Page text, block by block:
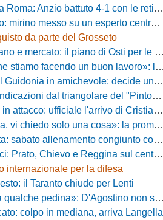
4-1 con le reti di Palmieri, Esposito, Suhs e Maggio
messo su un esperto centrocampista
da parte del Grosseto
il piano di Osti per le uscite e la suggestione Almena
lavoro»: la carica di mister Bonera accende la Pro Vercelli
amichevole: decide un rigore di Zuppel a Bastia
dal triangolare del "Pinto": il report
ufficiale l'arrivo di Cristian Padula dal Torino
cosa»: la promessa di Vittorio Massi commuove la piazza
allenamento congiunto con il Bisignano
Chievo e Reggina sul centrocampista
internazionale per la difesa
il Taranto chiude per Lenti
D'Agostino non si ferma e punta in alto
colpo in mediana, arriva Langella